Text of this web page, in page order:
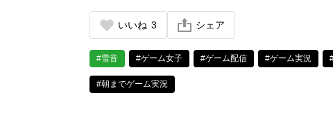
いいね 3 シェア
#雪音 #ゲーム女子 #ゲーム配信 #ゲーム実況
#朝までゲーム実況